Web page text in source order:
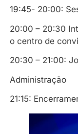
19:45- 20:00:
20:00 – 20:30
o centro de
20:30 – 21:00:
Administração
21:15: